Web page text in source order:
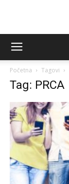
Početna Tagovi
Tag: PRCA